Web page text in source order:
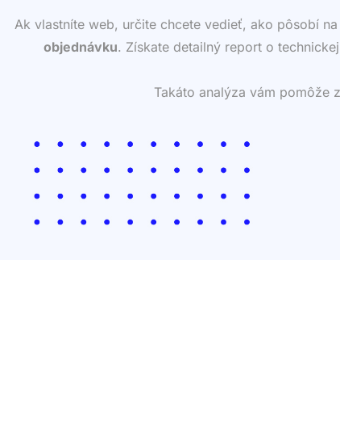
Ak vlastníte web, určite chcete vedieť, ako pôsobí
objednávku. Získate detailný report o
Takáto analýza vám pomôže